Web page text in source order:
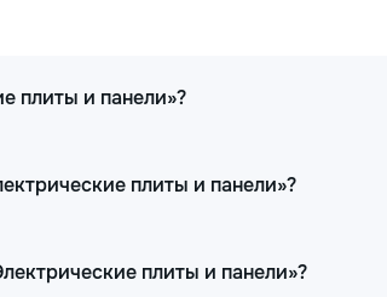
плиты и панели»?
плиты и панели»?
плиты и панели»?